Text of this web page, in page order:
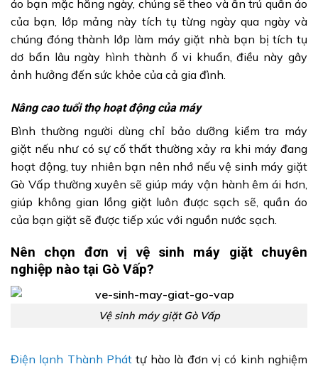
áo bạn mặc hằng ngày, chúng sẽ theo và ẩn trú quần áo
của bạn, lớp mảng này tích tụ từng ngày qua ngày và
chúng đóng thành lớp làm máy giặt nhà bạn bị tích tụ
dơ bẩn lâu ngày hình thành ổ vi khuẩn, điều này gây
ảnh hưởng đến sức khỏe của cả gia đình.
Nâng cao tuổi thọ hoạt động của máy
Bình thường người dùng chỉ bảo dưỡng kiểm tra máy
giặt nếu như có sự cố thất thường xảy ra khi máy đang
hoạt động, tuy nhiên bạn nên nhớ nếu vệ sinh máy giặt
Gò Vấp thường xuyên sẽ giúp máy vận hành êm ái hơn,
giúp không gian lồng giặt luôn được sạch sẽ, quần áo
của bạn giặt sẽ được tiếp xúc với nguồn nước sạch.
Nên chọn đơn vị vệ sinh máy giặt chuyên
nghiệp nào tại Gò Vấp?
Vệ sinh máy giặt Gò Vấp
Điện lạnh Thành Phát tự hào là đơn vị có kinh nghiệm